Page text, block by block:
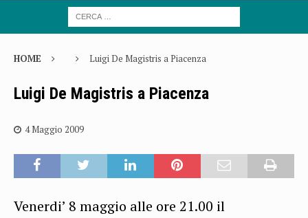
HOME Luigi De Magistris a Piacenza
Luigi De Magistris a Piacenza
4 Maggio 2009
Venerdi’ 8 maggio alle ore 21.00 il